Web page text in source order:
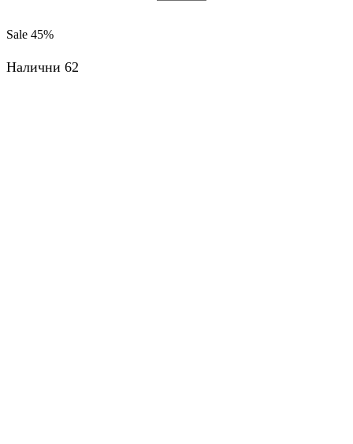
Sale 45%
Налични 62